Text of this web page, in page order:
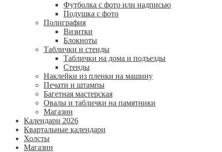
Футболка с фото или надписью
Подушка с фото
Полиграфия
Визитки
Блокноты
Таблички и стенды
Таблички на дома и подъезды
Стенды
Наклейки из пленки на машину
Печати и штампы
Багетная мастерская
Овалы и таблички на памятники
Магазин
Календари 2026
Квартальные календари
Холсты
Магазин